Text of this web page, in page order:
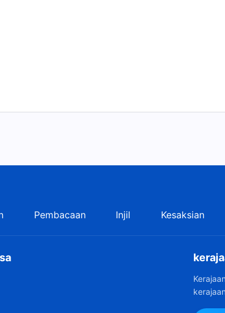
Pembacaan Injil Kesaksian